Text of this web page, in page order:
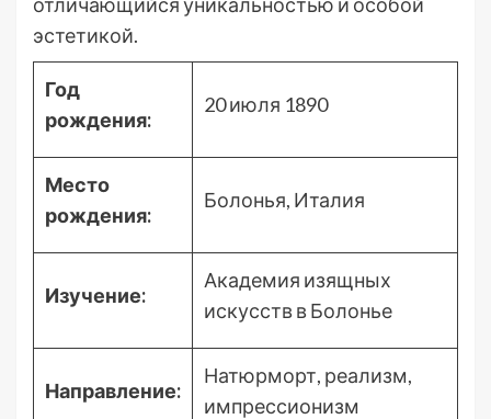
эстетикой.
Год
рождения:
20 июля 1890
Место
рождения:
Болонья, Италия
Изучение:
Академия изящных
искусств в Болонье
Направление:
Натюрморт, реализм,
импрессионизм